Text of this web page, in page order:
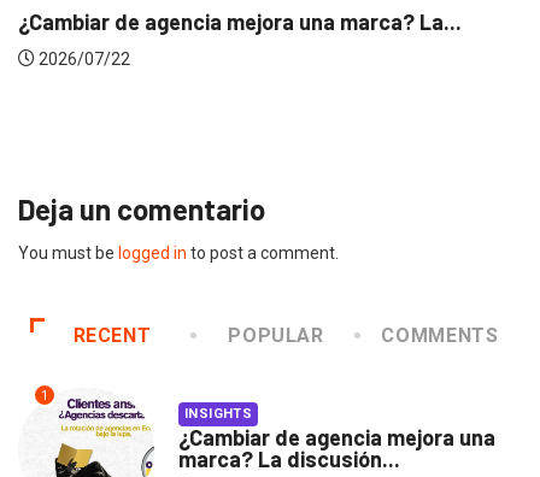
La... INSIGHTS
Deja un comentario
You must be logged in to post a comment.
RECENT POPULAR COMMENTS
1
INSIGHTS
¿Cambiar de agencia mejora una
marca? La discusión...